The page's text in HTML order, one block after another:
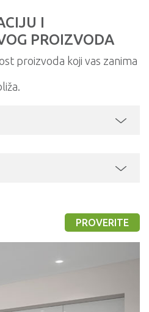
I
PROIZVODA
proizvoda koji vas zanima
PROVERITE